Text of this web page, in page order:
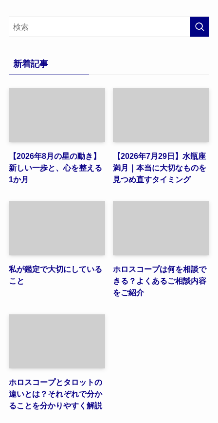
新着記事
【2026年8月の星の動き】
新しい一歩と、心を整える
1か月
【2026年7月29日】水瓶座
満月｜本当に大切なものを
見つめ直すタイミング
私が鑑定で大切にしている
こと
ホロスコープは何を相談で
きる？よくあるご相談内容
をご紹介
ホロスコープとタロットの
違いとは？それぞれで分か
ることを分かりやすく解説